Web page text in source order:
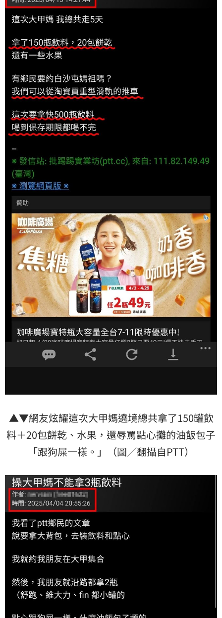
▲▼網友炫耀這次大甲媽遶境總共拿了150罐飲
料＋20包餅乾、水果，還辱罵點心攤的油飯包子
「跟狗屎一樣。」（圖／翻攝自PTT）